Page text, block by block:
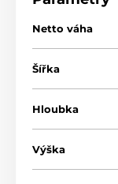
Netto váha
Šířka
Hloubka
Výška